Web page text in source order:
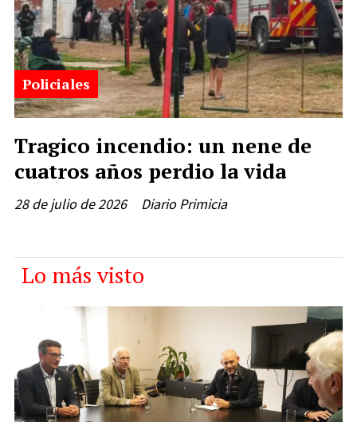
Tragico incendio: un nene de
cuatros años perdio la vida
Diario Primicia
Policiales
28 de julio de 2026
Lo más visto